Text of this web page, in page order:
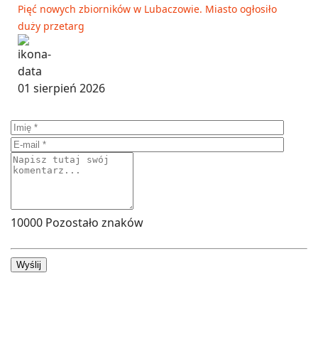
Pięć nowych zbiorników w Lubaczowie. Miasto ogłosiło
duży przetarg
01 sierpień 2026
10000 Pozostało znaków
Wyślij